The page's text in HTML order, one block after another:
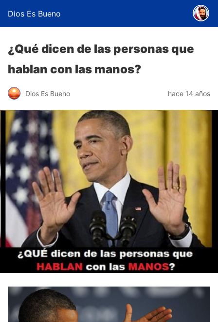
Dios Es Bueno
¿Qué dicen de las personas que
hablan con las manos?
Dios Es Bueno hace 14 años